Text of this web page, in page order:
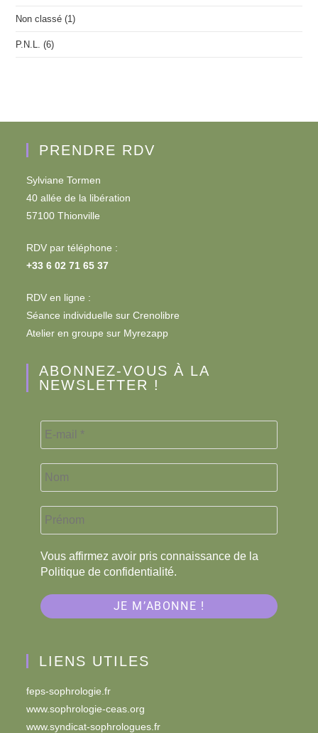
Non classé (1)
P.N.L. (6)
PRENDRE RDV
Sylviane Tormen
40 allée de la libération
57100 Thionville
RDV par téléphone :
+33 6 02 71 65 37
RDV en ligne :
Séance individuelle surCrenolibre
Atelier en groupe sur Myrezapp
ABONNEZ-VOUS À LA
NEWSLETTER !
Vous affirmez avoir pris connaissance de la
Politique de confidentialité.
LIENS UTILES
feps-sophrologie.fr
www.sophrologie-ceas.org
www.syndicat-sophrologues.fr